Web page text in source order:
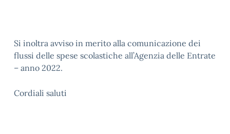
Si inoltra avviso in merito alla comunicazione dei
flussi delle spese scolastiche all’Agenzia delle Entrate
– anno 2022.
Cordiali saluti